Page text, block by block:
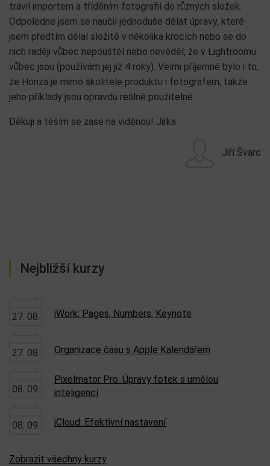
trávil importem a tříděním fotografií do různých složek.
Odpoledne jsem se naučil jednoduše dělat úpravy, které
jsem předtím dělal složitě v několika krocích nebo se do
nich raději vůbec nepouštěl nebo nevěděl, že v Lightroomu
vůbec jsou (používám jej již 4 roky). Velmi příjemné bylo i to,
že Honza je mimo školitele produktu i fotografem, takže
jeho příklady jsou opravdu reálně použitelné.
Děkuji a těším se zase na viděnou! Jirka
Jiří Švarc
Nejbližší kurzy
27. 08. iWork: Pages, Numbers, Keynote
27. 08. Organizace času s Apple Kalendářem
08. 09.
Pixelmator Pro: Úpravy fotek s umělou
inteligencí
08. 09. iCloud: Efektivní nastavení
Zobrazit všechny kurzy